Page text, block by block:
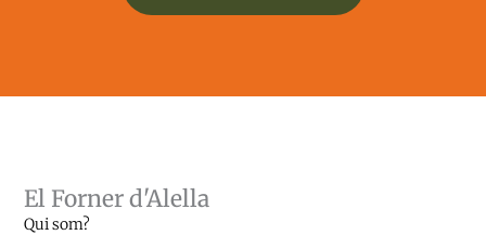
El Forner d'Alella
Qui som?